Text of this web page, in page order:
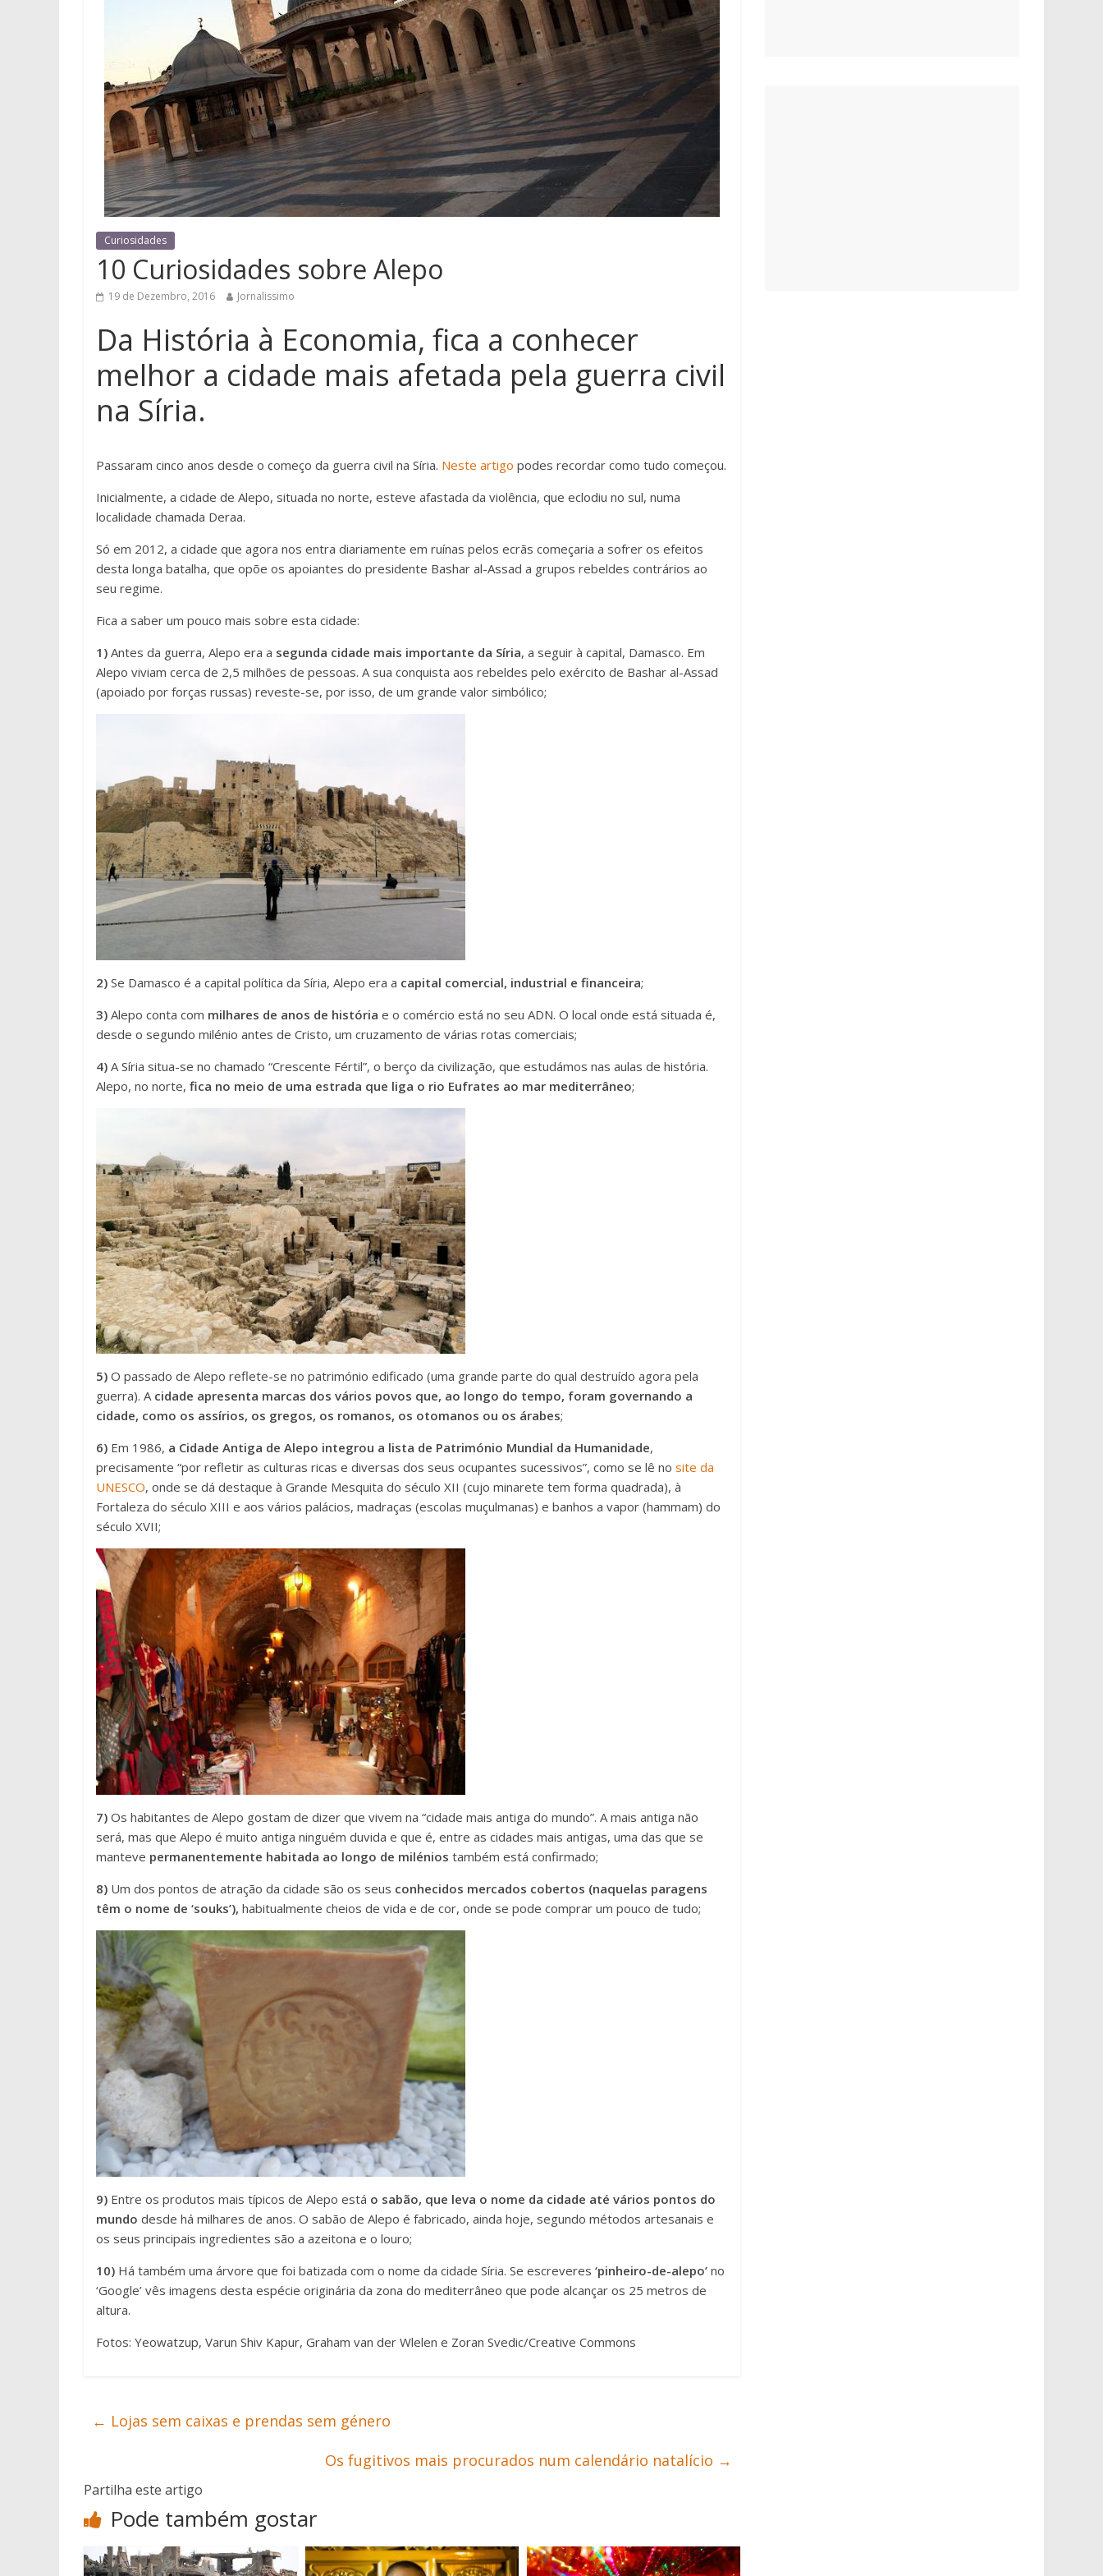
Curiosidades
10 Curiosidades sobre Alepo
19 de Dezembro, 2016 Jornalissimo
Da História à Economia, fica a conhecer
melhor a cidade mais afetada pela guerra civil
na Síria.
Passaram cinco anos desde o começo da guerra civil na Síria. Neste artigo podes recordar como tudo começou.
Inicialmente, a cidade de Alepo, situada no norte, esteve afastada da violência, que eclodiu no sul, numa
localidade chamada Deraa.
Só em 2012, a cidade que agora nos entra diariamente em ruínas pelos ecrãs começaria a sofrer os efeitos
desta longa batalha, que opõe os apoiantes do presidente Bashar al-Assad a grupos rebeldes contrários ao
seu regime.
Fica a saber um pouco mais sobre esta cidade:
1) Antes da guerra, Alepo era a segunda cidade mais importante da Síria, a seguir à capital, Damasco. Em
Alepo viviam cerca de 2,5 milhões de pessoas. A sua conquista aos rebeldes pelo exército de Bashar al-Assad
(apoiado por forças russas) reveste-se, por isso, de um grande valor simbólico;
2) Se Damasco é a capital política da Síria, Alepo era a capital comercial, industrial e financeira;
3) Alepo conta com milhares de anos de história e o comércio está no seu ADN. O local onde está situada é,
desde o segundo milénio antes de Cristo, um cruzamento de várias rotas comerciais;
4) A Síria situa-se no chamado “Crescente Fértil”, o berço da civilização, que estudámos nas aulas de história.
Alepo, no norte, fica no meio de uma estrada que liga o rio Eufrates ao mar mediterrâneo;
5) O passado de Alepo reflete-se no património edificado (uma grande parte do qual destruído agora pela
guerra). Acidade apresenta marcas dos vários povos que, ao longo do tempo, foram governando a
cidade, como os assírios, os gregos, os romanos, os otomanos ou os árabes;
6) Em 1986, a Cidade Antiga de Alepo integrou a lista de Património Mundial da Humanidade,
precisamente “por refletir as culturas ricas e diversas dos seus ocupantes sucessivos”, como se lê no site da
UNESCO, onde se dá destaque à Grande Mesquita do século XII (cujo minarete tem forma quadrada), à
Fortaleza do século XIII e aos vários palácios, madraças (escolas muçulmanas) e banhos a vapor (hammam) do
século XVII;
7) Os habitantes de Alepo gostam de dizer que vivem na “cidade mais antiga do mundo”. A mais antiga não
será, mas que Alepo é muito antiga ninguém duvida e que é, entre as cidades mais antigas, uma das que se
manteve permanentemente habitada ao longo de milénios também está confirmado;
8) Um dos pontos de atração da cidade são os seus conhecidos mercados cobertos (naquelas paragens
têm o nome de ‘souks’), habitualmente cheios de vida e de cor, onde se pode comprar um pouco de tudo;
9) Entre os produtos mais típicos de Alepo está o sabão, que leva o nome da cidade até vários pontos do
mundo desde há milhares de anos. O sabão de Alepo é fabricado, ainda hoje, segundo métodos artesanais e
os seus principais ingredientes são a azeitona e o louro;
10) Há também uma árvore que foi batizada com o nome da cidade Síria. Se escreveres ‘pinheiro-de-alepo’ no
‘Google’ vês imagens desta espécie originária da zona do mediterrâneo que pode alcançar os 25 metros de
altura.
Fotos: Yeowatzup, Varun Shiv Kapur, Graham van der Wlelen e Zoran Svedic/Creative Commons
← Lojas sem caixas e prendas sem género
Os fugitivos mais procurados num calendário natalício →
Partilha este artigo
Pode também gostar